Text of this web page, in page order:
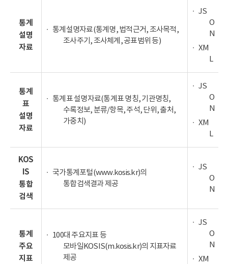
통계
설명
자료
통계설명자료(통계명, 법적근거, 조사목적,
조사주기, 조사체계, 공표범위 등)
JS
O
N
XM
L
통계
표
설명
자료
통계표 설명자료(통계표 명칭, 기관명칭,
수록정보, 분류/항목, 주석, 단위, 출처,
가중치)
JS
O
N
XM
L
KOS
IS
통합
검색
국가통계포털(www.kosis.kr)의
통합검색결과 제공
JS
O
N
통계
주요
지표
100대 주요지표 등
모바일KOSIS(m.kosis.kr)의 지표자료
제공
JS
O
N
XM